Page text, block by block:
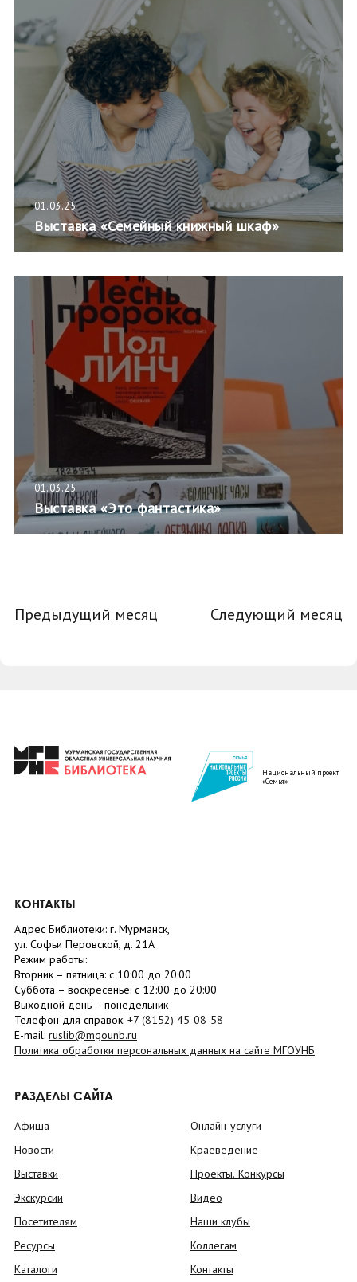
01.03.25
Выставка «Семейный книжный шкаф»
01.03.25
Выставка «Это фантастика»
Предыдущий месяц Следующий месяц
Национальный проект
«Семья»
КОНТАКТЫ
Адрес Библиотеки: г. Мурманск,
ул. Софьи Перовской, д. 21А
Режим работы:
Вторник – пятница: с 10:00 до 20:00
Суббота – воскресенье: c 12:00 до 20:00
Выходной день – понедельник
Телефон для справок: +7 (8152) 45-08-58
E-mail: ruslib@mgounb.ru
Политика обработки персональных данных на сайте МГОУНБ
РАЗДЕЛЫ САЙТА
Афиша
Новости
Выставки
Экскурсии
Посетителям
Ресурсы
Каталоги
Онлайн-услуги
Краеведение
Проекты. Конкурсы
Видео
Наши клубы
Коллегам
Контакты